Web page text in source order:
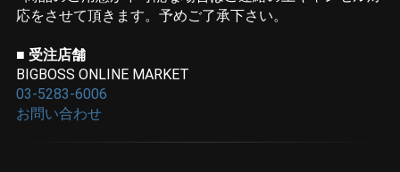
応をさせて頂きます。予めご了承下さい。
■ 受注店舗
BIGBOSS ONLINE MARKET
03-5283-6006
お問い合わせ